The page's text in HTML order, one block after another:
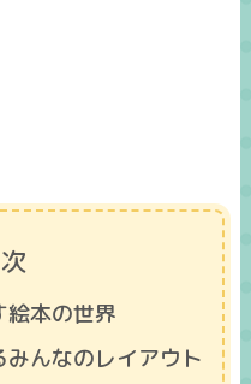
絵本の世界
んなのレイアウト